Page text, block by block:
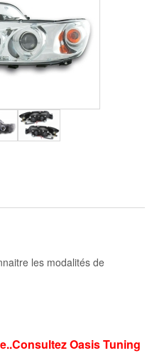
les modalités de
Oasis Tuning